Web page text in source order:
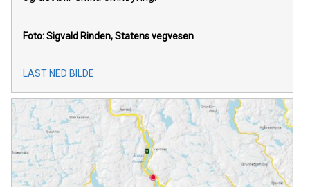
Foto: Sigvald Rinden, Statens vegvesen
LAST NED BILDE